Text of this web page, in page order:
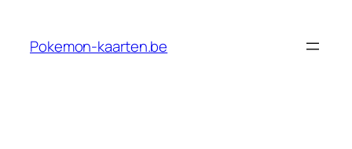
Pokemon-kaarten.be